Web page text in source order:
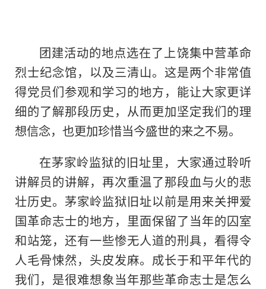
团建活动的地点选在了上饶集中营革命
烈士纪念馆，以及三清山。这是两个非常值
得党员们参观和学习的地方，能让大家更详
细的了解那段历史，从而更加坚定我们的理
想信念，也更加珍惜当今盛世的来之不易。
在茅家岭监狱的旧址里，大家通过聆听
讲解员的讲解，再次重温了那段血与火的悲
壮历史。茅家岭监狱旧址以前是用来关押爱
国革命志士的地方，里面保留了当年的囚室
和站笼，还有一些惨无人道的刑具，看得令
人毛骨悚然，头皮发麻。成长于和平年代的
我们，是很难想象当年那些革命志士是怎么